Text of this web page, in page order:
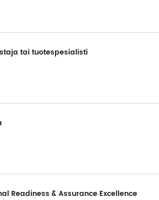
tai tuotespesialisti
Readiness & Assurance Excellence